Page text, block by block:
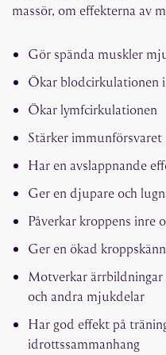
massör, om effekterna av
Gör spända muskler
Ökar blodcirkulationen
Ökar lymfcirkulationen
Stärker immunförsvaret
Har en avslappnande
Ger en djupare och
Påverkar kroppens inre
Ger en ökad
Motverkar
och andra mjukdelar
Har god effekt på
idrottssammanhang